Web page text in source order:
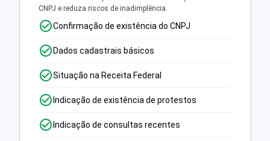
CNPJ e reduza riscos de inadimplência.
Confirmação de existência do CNPJ
Dados cadastrais básicos
Situação na Receita Federal
Indicação de existência de protestos
Indicação de consultas recentes